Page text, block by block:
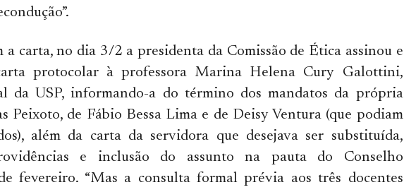
a carta, no dia 3/2 a presidenta da Comissão de Ética assinou e
protocolar à professora Marina Helena Cury Galottini,
da USP, informando-a do término dos mandatos da própria
Peixoto, de Fábio Bessa Lima e de Deisy Ventura (que podiam
além da carta da servidora que desejava ser substituída,
e inclusão do assunto na pauta do Conselho
fevereiro. “Mas a consulta formal prévia aos três docentes